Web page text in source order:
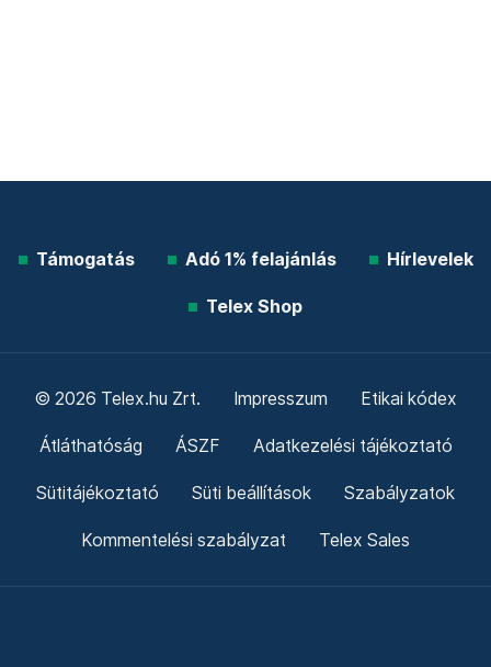
Támogatás Adó 1% felajánlás Hírlevelek
Telex Shop
© 2026 Telex.hu Zrt. Impresszum Etikai kódex
Átláthatóság ÁSZF Adatkezelési tájékoztató
Sütitájékoztató Süti beállítások Szabályzatok
Kommentelési szabályzat Telex Sales